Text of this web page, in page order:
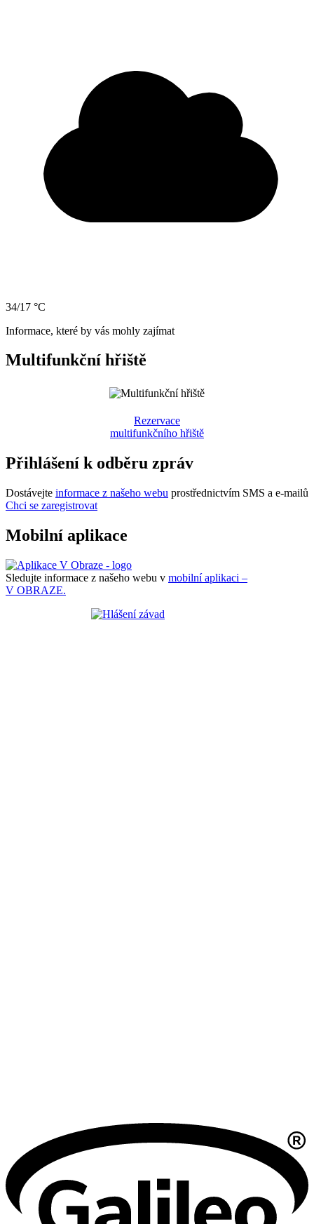
34/17 °C
Informace, které by vás mohly zajímat
Multifunkční hřiště
Rezervace
multifunkčního hřiště
Přihlášení k odběru zpráv
Dostávejte informace z našeho webu prostřednictvím SMS a e-mailů
Chci se zaregistrovat
Mobilní aplikace
Sledujte informace z našeho webu v mobilní aplikaci –
V OBRAZE.